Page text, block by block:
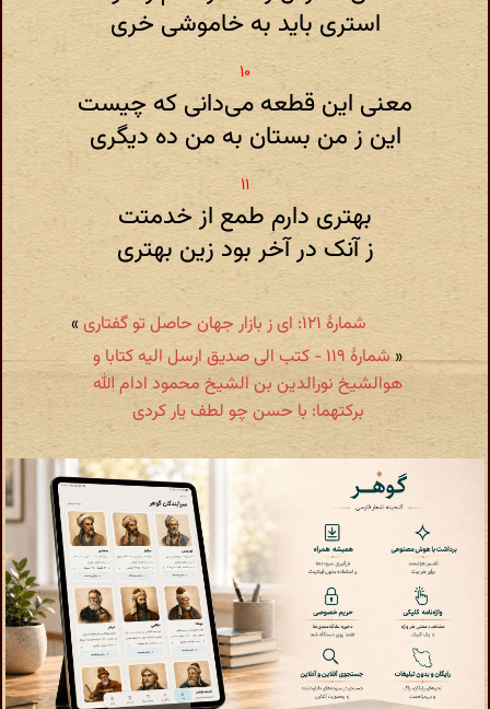
استری باید به خاموشی خری
معنی این قطعه می‌دانی که چیست
این ز من بستان به من ده دیگری
بهتری دارم طمع از خدمتت
ز آنک در آخر بود زین بهتری
شمارهٔ ۱۲۱: ای ز بازار جهان حاصل تو گفتاری
»
«
شمارهٔ ۱۱۹ - کتب الی صدیق ارسل الیه کتابا و
هوالشیخ نورالدین بن الشیخ محمود ادام الله
برکتهما: با حسن چو لطف یار کردی